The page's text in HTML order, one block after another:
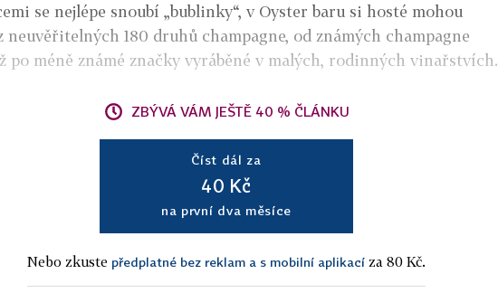
se nejlépe snoubí „bublinky“, v Oyster baru si hosté mohou
neuvěřitelných 180 druhů champagne, od známých champagne
po méně známé značky vyráběné v malých, rodinných vinařstvích.
ZBÝVÁ VÁM JEŠTĚ 40 % ČLÁNKU
Číst dál za
40 Kč
na první dva měsíce
Nebo zkuste předplatné bez reklam a s mobilní aplikací za 80 Kč.